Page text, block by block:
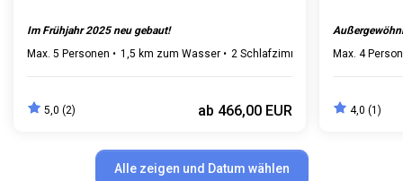
Im Frühjahr 2025 neu gebaut!
Max. 5 Personen
1,5 km zum Wasser 2 Schlafzimmer Gratis WLAN
5,0 (2) ab 466,00 EUR
Max. 4
4,0 (1)
Alle zeigen und Datum wählen